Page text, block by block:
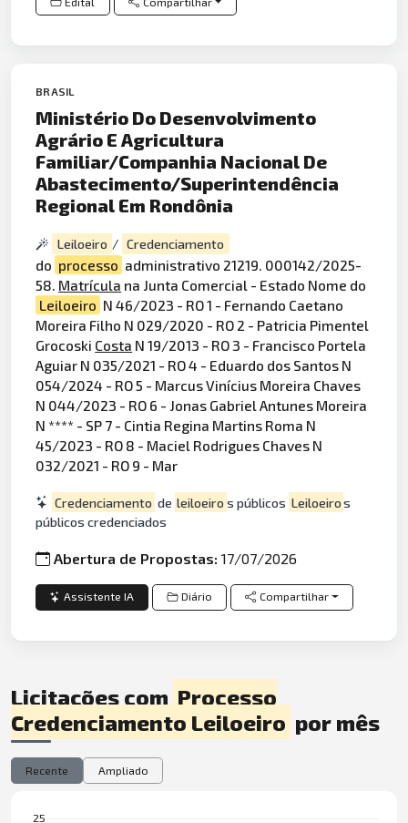
BRASIL
Ministério Do Desenvolvimento
Agrário E Agricultura
Familiar/Companhia Nacional De
Abastecimento/Superintendência
Regional Em Rondônia
Leiloeiro / Credenciamento
do processo administrativo 21219. 000142/2025-
58. Matrícula na Junta Comercial - Estado Nome do
Leiloeiro N 46/2023 - RO 1 - Fernando Caetano
Moreira Filho N 029/2020 - RO 2 - Patricia Pimentel
Grocoski Costa N 19/2013 - RO 3 - Francisco Portela
Aguiar N 035/2021 - RO 4 - Eduardo dos Santos N
054/2024 - RO 5 - Marcus Vinícius Moreira Chaves
N 044/2023 - RO 6 - Jonas Gabriel Antunes Moreira
N **** - SP 7 - Cintia Regina Martins Roma N
45/2023 - RO 8 - Maciel Rodrigues Chaves N
032/2021 - RO 9 - Mar
Credenciamento de leiloeiro s públicos Leiloeiros
públicos credenciados
Abertura de Propostas:17/07/2026
Assistente IA Diário Compartilhar
Licitações com Processo
Credenciamento Leiloeiro por mês
Recente Ampliado